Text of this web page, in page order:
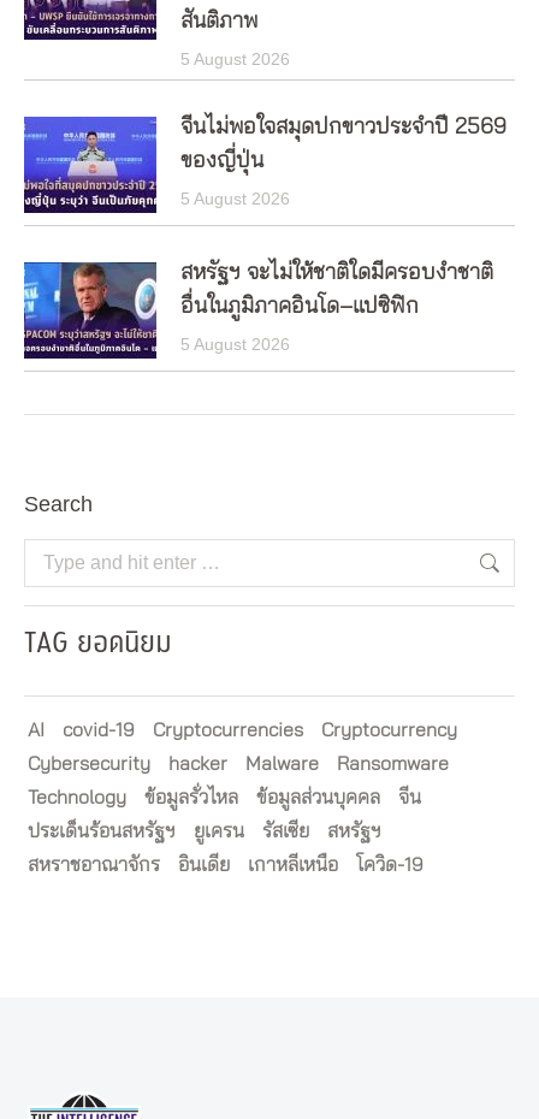
สันติภาพ
5 August 2026
จีนไม่พอใจสมุดปกขาวประจำปี 2569
ของญี่ปุ่น
5 August 2026
สหรัฐฯ จะไม่ให้ชาติใดมีครอบงำชาติ
อื่นในภูมิภาคอินโด–แปซิฟิก
5 August 2026
Search
Search:
TAG ยอดนิยม
AI covid-19 Cryptocurrencies
Cryptocurrency
Cybersecurity
hacker Malware
Ransomware
Technology
ข้อมูลรั่วไหล ข้อมูลส่วนบุคคล
จีน
ประเด็นร้อนสหรัฐฯ
ยูเครน รัสเซีย
สหรัฐฯ
สหราชอาณาจักร
อินเดีย เกาหลีเหนือ โควิด-19